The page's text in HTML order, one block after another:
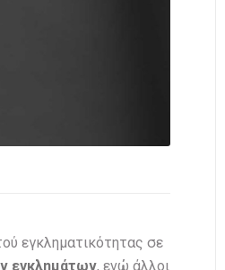
εγκληματικότητας σε
εγκλημάτων, ενώ άλλοι